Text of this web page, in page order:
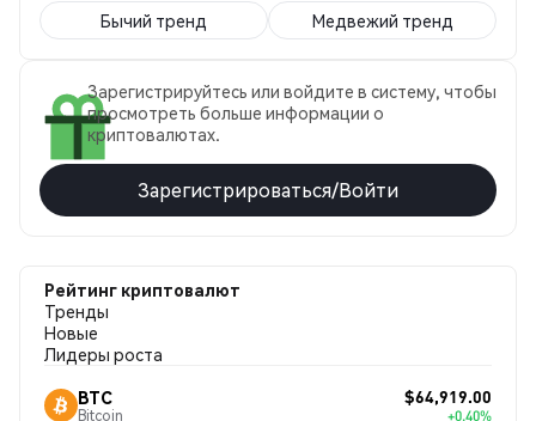
Бычий тренд Медвежий тренд
Зарегистрируйтесь или войдите в систему, чтобы
просмотреть больше информации о
криптовалютах.
Зарегистрироваться/Войти
Рейтинг криптовалют
Тренды
Новые
Лидеры роста
BTC
Bitcoin
$64,919.00
+0.40%